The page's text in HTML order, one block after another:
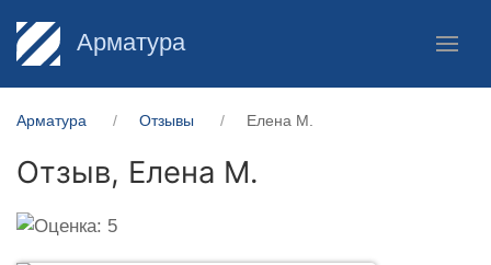
Арматура
Арматура Отзывы Елена М.
Отзыв, Елена М.